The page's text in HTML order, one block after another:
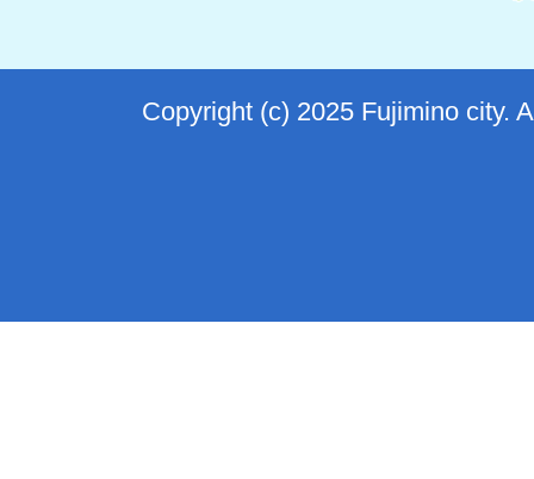
Copyright (c) 2025 Fujimino city.